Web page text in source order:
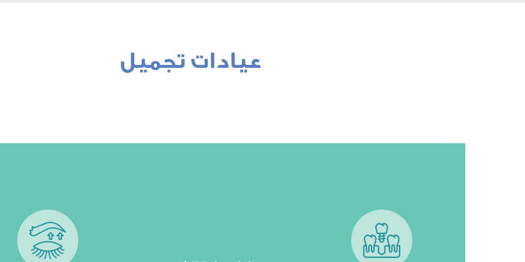
عيادات تجميل
العربي وتركيا، من خلال عرض الخدمات
المتوفرة في كل عيادة والكثير من
التفاصيل الأخرى"
العينية والجراحات
مشاهدة المزيد